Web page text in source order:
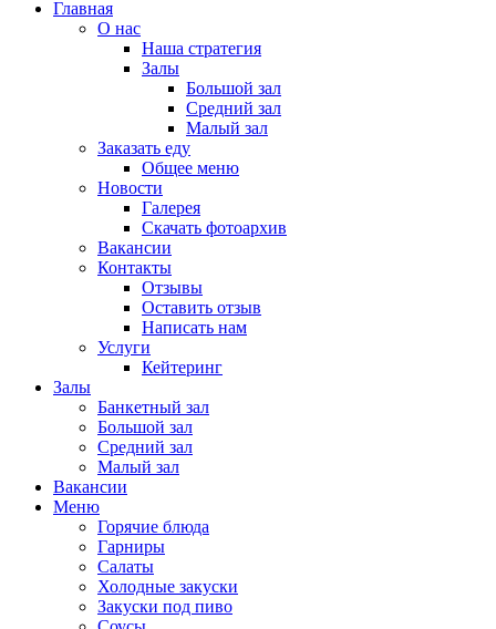
Главная
О нас
Наша стратегия
Залы
Большой зал
Средний зал
Малый зал
Заказать еду
Общее меню
Новости
Галерея
Скачать фотоархив
Вакансии
Контакты
Отзывы
Оставить отзыв
Написать нам
Услуги
Кейтеринг
Залы
Банкетный зал
Большой зал
Средний зал
Малый зал
Вакансии
Меню
Горячие блюда
Гарниры
Салаты
Холодные закуски
Закуски под пиво